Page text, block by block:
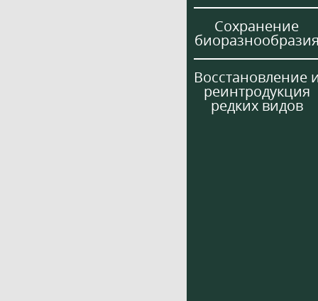
Сохранение
Восстановление
реинтродукция
редких видов